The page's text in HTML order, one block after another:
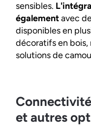
sensibles.
égalementavec
disponibles en
décoratifs en
solutions de
et autres